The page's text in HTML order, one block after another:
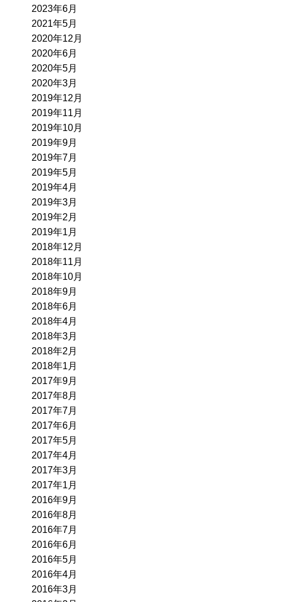
2023年6月
2021年5月
2020年12月
2020年6月
2020年5月
2020年3月
2019年12月
2019年11月
2019年10月
2019年9月
2019年7月
2019年5月
2019年4月
2019年3月
2019年2月
2019年1月
2018年12月
2018年11月
2018年10月
2018年9月
2018年6月
2018年4月
2018年3月
2018年2月
2018年1月
2017年9月
2017年8月
2017年7月
2017年6月
2017年5月
2017年4月
2017年3月
2017年1月
2016年9月
2016年8月
2016年7月
2016年6月
2016年5月
2016年4月
2016年3月